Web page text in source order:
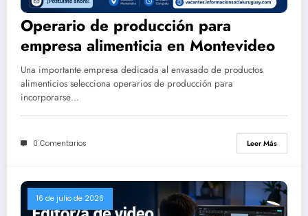
Operario de producción para
empresa alimenticia en Montevideo
Una importante empresa dedicada al envasado de productos
alimenticios selecciona operarios de producción para
incorporarse…
0 Comentarios Leer Más
16 de julio de 2026